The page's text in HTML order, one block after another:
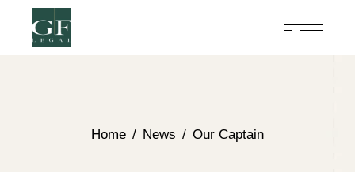
Home News Our Captain